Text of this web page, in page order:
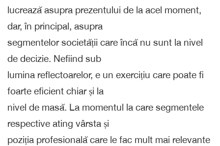
lucrează asupra prezentului de la acel moment,
dar, în principal, asupra
segmentelor societății care încă nu sunt la nivel
de decizie. Nefiind sub
lumina reflectoarelor, e un exercițiu care poate fi
foarte eficient chiar și la
nivel de masă. La momentul la care segmentele
respective ating vârsta și
poziția profesională care le fac mult mai relevante